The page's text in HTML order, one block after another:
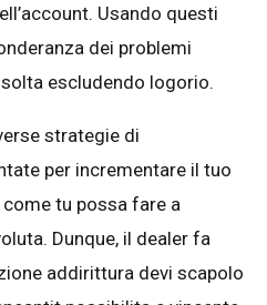
Usando questi
dei problemi
escludendo logorio.
strategie di
per incrementare il tuo
come tu possa fare a
Dunque, il dealer fa
addirittura devi scapolo